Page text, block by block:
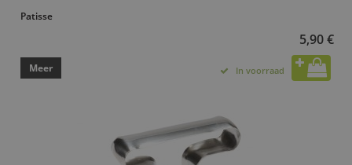
Patisse
5,90 €
Meer In voorraad